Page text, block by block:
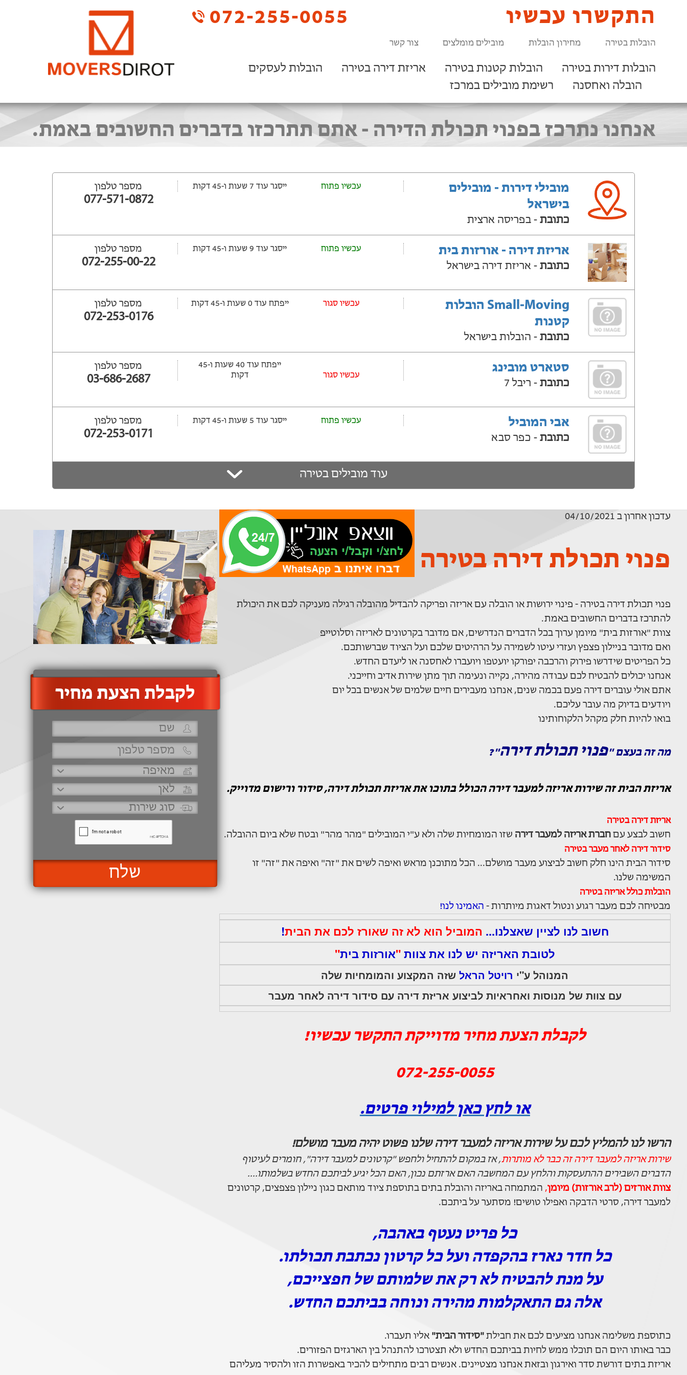
072-255-0055 התקשרו עכשיו
הובלות בטירה מחירון הובלות מובילים מומלצים צור קשר
הובלות דירות בטירה הובלות קטנות בטירה אריזת דירה בטירה
הובלות לעסקים
הובלה ואחסנה
רשימת מובילים במרכז
אנחנו נתרכז בפנוי תכולת הדירה - אתם תתרכזו בדברים החשובים באמת.
מובילי דירות - מובילים
בישראל
כתובת - בפריסה ארצית
עכשיו פתוח ייסגר עוד 7 שעות ‫ו-45 דקות מספר טלפון
077-571-0872
אריזת דירה - אורזות בית
כתובת - אריזת דירה בישראל
עכשיו פתוח ייסגר עוד 9 שעות ‫ו-45 דקות מספר טלפון
072-255-00-22
Small-Moving הובלות
קטנות
כתובת - הובלות בישראל
‫עכשיו סגור ייפתח עוד 0 שעות ‫ו-45 דקות מספר טלפון
072-253-0176
סטארט מובינג
כתובת - ריבל 7
עכשיו סגור
ייפתח עוד 40 שעות ‫ו-45
דקות
מספר טלפון
03-686-2687
אבי המוביל
כתובת - כפר סבא
עכשיו פתוח ייסגר עוד 5 שעות ‫ו-45 דקות מספר טלפון
072-253-0171
עוד מובילים בטירה
עדכון אחרון ב 04/10/2021
פנוי תכולת דירה בטירה
פנוי תכולת דירה בטירה - פינוי ירושות או הובלה עם אריזה ופריקה להבדיל מהובלה רגילה מעניקה לכם את היכולת
להתרכז בדברים החשובים באמת.
צוות "אורזות בית" מיומן ערוך בכל הדברים הנדרשים, אם מדובר בקרטונים לאריזה וסלוטייפ
ואם מדובר בניילון פצפץ ועזרי עיטו לשמירה על הרהיטים שלכם ועל הציוד שברשותכם.
כל הפריטים שידרשו פירוק והרכבה יפורקו יועטפו ויועברו לאחסנה או ליעדם החדש.
אנחנו יכולים להבטיח לכם עבודה מהירה, נקייה ונעימה תוך מתן שירות אדיב וחייכני.
אתם אולי עוברים דירה פעם בכמה שנים, אנחנו מעבירים חיים שלמים של אנשים בכל יום
ויודעים בדיוק מה עובר עליכם.
בואו להיות חלק מקהל הלקוחותינו
מה זה בעצם "פנוי תכולת דירה"?
אריזת הבית זה שירות אריזה למעבר דירה הכולל בתוכו את אריזת תכולת דירה, סידור ורישום מדוייק.
אריזת דירה בטירה
חשוב לבצע עם חברת אריזה למעבר דירה שזו המומחיות שלה ולא ע"י המובילים "מהר מהר" ובטח שלא ביום ההובלה.
סידור דירה לאחר מעבר בטירה
סידור הבית הינו חלק חשוב לביצוע מעבר מושלם... הכל מתוכנן מראש ואיפה לשים את "זה" ואיפה את "זה" זו
המשימה שלנו.
הובלות כולל אריזה בטירה
מבטיחה לכם מעבר רגוע ונטול דאגות מיותרות - האמינו לנו!
חשוב לנו לציין שאצלנו... המוביל הוא לא זה שאורז לכם את הבית!
לטובת האריזה יש לנו את צוות"אורזות בית"
המנוהל ע"י רויטל הראלשזה המקצוע והמומחיות שלה
עם צוות של מנוסות ואחראיות לביצוע אריזת דירה עם סידור דירה לאחר מעבר
לקבלת הצעת מחיר מדוייקת התקשר עכשיו!
072-255-0055
או לחץ כאן למילוי פרטים.
הרשו לנו להמליץ לכם על שירות אריזה למעבר דירה שלנו פשוט יהיה מעבר מושלם!
שירות אריזה למעבר דירה זה כבר לא מותרות, אז במקום להתחיל ולחפש "קרטונים למעבר דירה", חומרים לעיטוף
הדברים השבירים ההתעסקות והלחץ עם המחשבה האם ארזתם נכון, האם הכל יגיע לביתכם החדש בשלמותו....
צוות אורזים (לרב אורזות) מיומן, המתמחה באריזה והובלת בתים בתוספת ציוד מותאם כגון ניילון פצפצים, קרטונים
למעבר דירה, סרטי הדבקה ואפילו טושים! מסתער על ביתכם.
כל פריט נעטף באהבה,
כל חדר נארז בהקפדה ועל כל קרטון נכתבת תכולתו.
על מנת להבטיח לא רק את שלמותם של חפצייכם,
אלה גם התאקלמות מהירה ונוחה בביתכם החדש.
כתוספת משלימה אנחנו מציעים לכם את חבילת "סידור הבית" אליו תעברו.
כבר באותו היום הם תוכלו ממש לחיות בביתכם החדש ולא תצטרכו להתנהל בין הארגזים הפזורים.
אריזת בתים דורשת סדר ואירגון ובזאת אנחנו מצטיינים. אנשים רבים מתחילים להכיר באפשרות הזו ולהסיר מעליהם
‫לקבלת הצעת מחיר
שלח